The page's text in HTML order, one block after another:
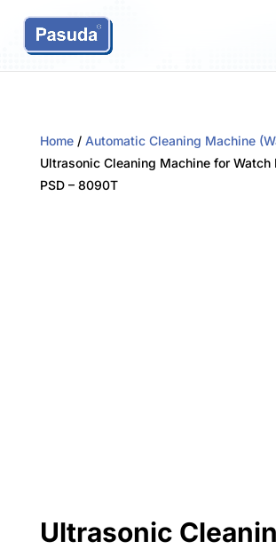
Home/ Automatic Cleaning Machine
Ultrasonic Cleaning Machine for Watch
PSD – 8090T
Ultrasonic